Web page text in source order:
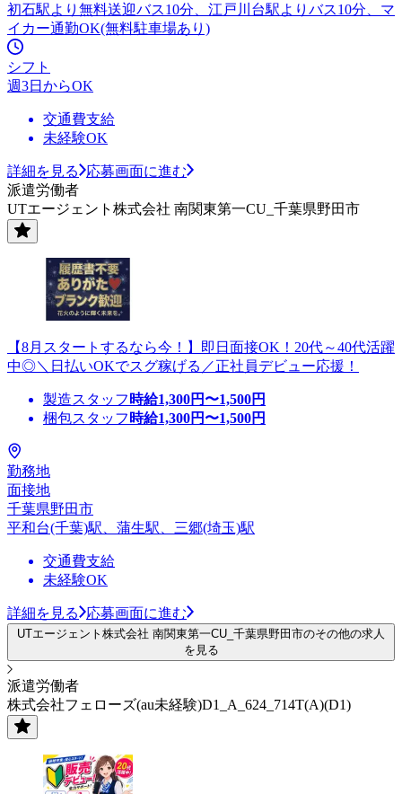
初石駅より無料送迎バス10分、江戸川台駅よりバス10分、マ
イカー通勤OK(無料駐車場あり)
シフト
週3日からOK
交通費支給
未経験OK
詳細を見る
応募画面に進む
派遣労働者
UTエージェント株式会社 南関東第一CU_千葉県野田市
【8月スタートするなら今！】即日面接OK！20代～40代活躍
中◎＼日払いOKでスグ稼げる／正社員デビュー応援！
製造スタッフ 時給1,300円〜1,500円
梱包スタッフ 時給1,300円〜1,500円
勤務地
面接地
千葉県野田市
平和台(千葉)駅、蒲生駅、三郷(埼玉)駅
交通費支給
未経験OK
詳細を見る 応募画面に進む
UTエージェント株式会社 南関東第一CU_千葉県野田市のその他の求人
を見る
派遣労働者
株式会社フェローズ(au未経験)D1_A_624_714T(A)(D1)